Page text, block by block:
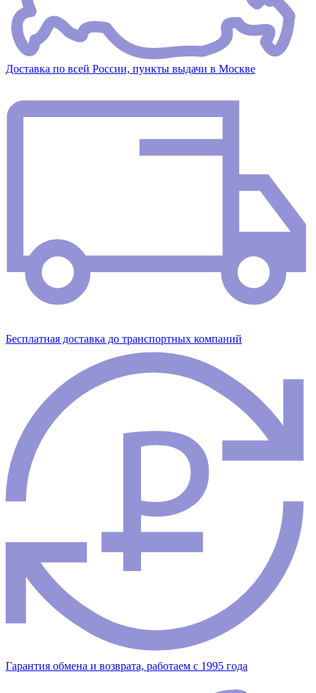
Доставка по всей России, пункты выдачи в Москве
Бесплатная доставка до транспортных компаний
Гарантия обмена и возврата, работаем с 1995 года